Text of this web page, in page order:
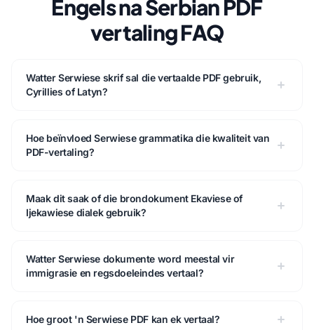
Engels na Serbian PDF
vertaling FAQ
Watter Serwiese skrif sal die vertaalde PDF gebruik,
Cyrillies of Latyn?
Hoe beïnvloed Serwiese grammatika die kwaliteit van
PDF-vertaling?
Maak dit saak of die brondokument Ekaviese of
Ijekawiese dialek gebruik?
Watter Serwiese dokumente word meestal vir
immigrasie en regsdoeleindes vertaal?
Hoe groot 'n Serwiese PDF kan ek vertaal?